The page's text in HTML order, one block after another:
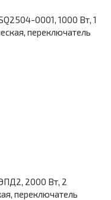
0001, 1000 Вт, 1
переключатель
2000 Вт, 2
переключатель